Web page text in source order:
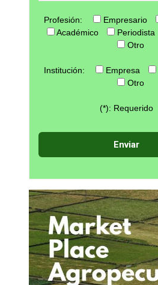
Profesión: Empresario
Académico
Periodista
Otro
Institución: Empresa
Otro
(*): Requerido